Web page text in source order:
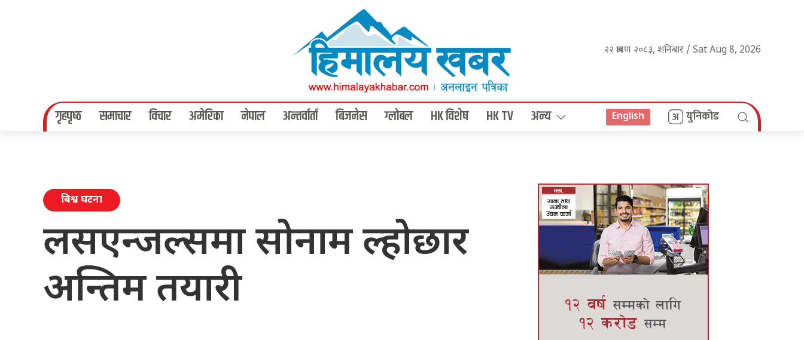
२२ श्रावण २०८३, शनिबार / Sat Aug 8, 2026
गृहपृष्‍ठ समाचार विचार अमेरिका नेपाल अन्तर्वार्ता बिजनेस ग्लोबल HK विशेष HK TV अन्य English युनिकोड
बिश्व घटना
लसएन्जल्समा सोनाम ल्होछार
अन्तिम तयारी